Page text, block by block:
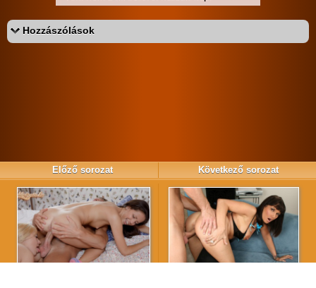
Hozzászólások
Az eddigi hozzászólások:
Előző sorozat Következő sorozat